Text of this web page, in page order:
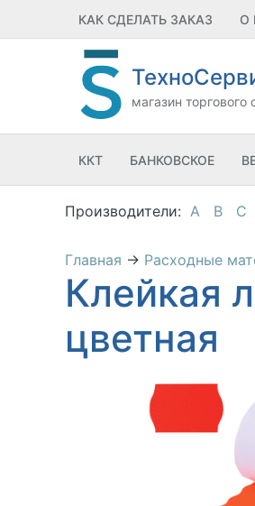
КАК СДЕЛАТЬ ЗАКАЗ О
магазин торгового
ККТ БАНКОВСКОЕ
A B C
Главная → Расходные
Клейкая
цветная